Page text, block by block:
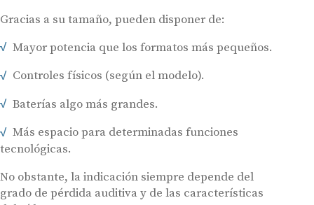
Gracias a su tamaño, pueden disponer de:
Mayor potencia que los formatos más pequeños.
Controles físicos (según el modelo).
Baterías algo más grandes.
Más espacio para determinadas funciones
tecnológicas.
No obstante, la indicación siempre depende del
grado de pérdida auditiva y de las características